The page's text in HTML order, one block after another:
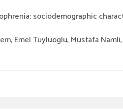
sociodemographic
Emel Tuyluoglu, Mustafa